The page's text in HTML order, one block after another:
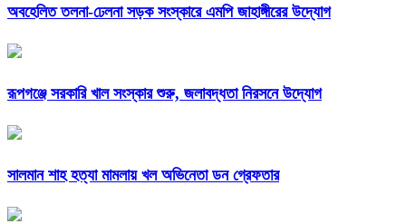
অবহেলিত তলনা-ঢেলনা সড়ক সংস্কারে এমপি জাহাঙ্গীরের উদ্যোগ
রূপগঞ্জে সরকারি খাল সংস্কার শুরু, জলাবদ্ধতা নিরসনে উদ্যোগ
সালমান শাহ হত্যা মামলায় খল অভিনেতা ডন গ্রেফতার